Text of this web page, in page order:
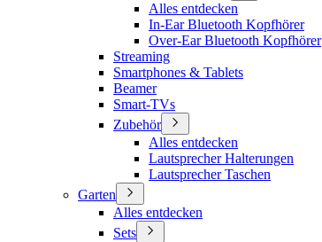
Alles entdecken
In-Ear Bluetooth Kopfhörer
Over-Ear Bluetooth Kopfhörer
Streaming
Smartphones & Tablets
Beamer
Smart-TVs
Zubehör
Alles entdecken
Lautsprecher Halterungen
Lautsprecher Taschen
Garten
Alles entdecken
Sets